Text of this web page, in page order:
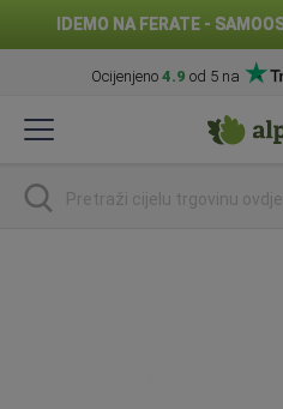
IDEMO NA FERATE -
Ocijenjeno 4.9 od 5 na
na
traži